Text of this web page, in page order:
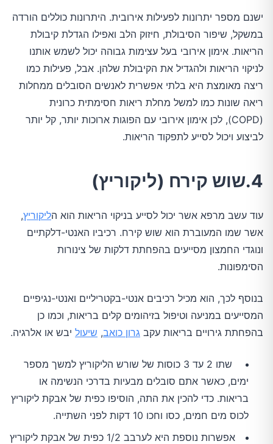
ישנם מספר יתרונות לפעילות אירובית. היתרונות כוללים הורדה
במשקל, שיפור הסיבולת, חיזוק הלב ואפילו הגדלת קיבולת
הריאות. אימון אירובי בעל עצימות גבוהה יכול לשמש אותנו
לניקוי הריאות ולהגדיל את הקיבולת שלהן. אבל, פעילות כמו
ריצה מאומצת היא בלתי אפשרית לאנשים הסובלים ממחלות
ריאה שונות כמו למשל מחלת ריאות חסימתית כרונית
(COPD), לכן אימון אירובי עם הפוגות ארוכות יותר, קל יותר
לביצוע ויכול לסייע לתפקוד הריאות.
4.שוש קירח (ליקוריץ)
עוד עשב מרפא אשר יכול לסייע בניקוי הריאות הוא הליקוריץ,
אשר שמו המעוברת הוא שוש קירח. רכיביו האנטי-דלקתיים
ונוגדי החמצון מסייעים בהפחתת דלקות של צינורות
הסימפונות.
בנוסף לכך, הוא מכיל רכיבים אנטי-בקטריליים ואנטי-נגיפיים
המסייעים במניעה וטיפול בזיהומים קלים בריאות, וכמו כן
בהפחתת גירויים בריאות עקב גרון כואב, שיעול יבש או אלרגיה.
שתו 2 עד 3 כוסות של שורש הליקוריץ למשך מספר
ימים, כאשר אתם סובלים מבעיות בדרכי הנשימה או
בריאות. כדי להכין את התה, הוסיפו כפית של אבקת ליקוריץ
לכוס מים חמים, כסו וחכו 10 דקות לפני השתייה.
אפשרות נוספת היא לערבב 1/2 כפית של אבקת ליקוריץ